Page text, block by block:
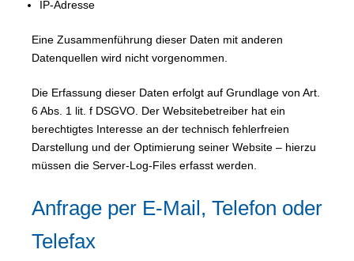
IP-Adresse
Eine Zusammenführung dieser Daten mit anderen
Datenquellen wird nicht vorgenommen.
Die Erfassung dieser Daten erfolgt auf Grundlage von Art.
6 Abs. 1 lit. f DSGVO. Der Websitebetreiber hat ein
berechtigtes Interesse an der technisch fehlerfreien
Darstellung und der Optimierung seiner Website – hierzu
müssen die Server-Log-Files erfasst werden.
Anfrage per E-Mail, Telefon oder
Telefax